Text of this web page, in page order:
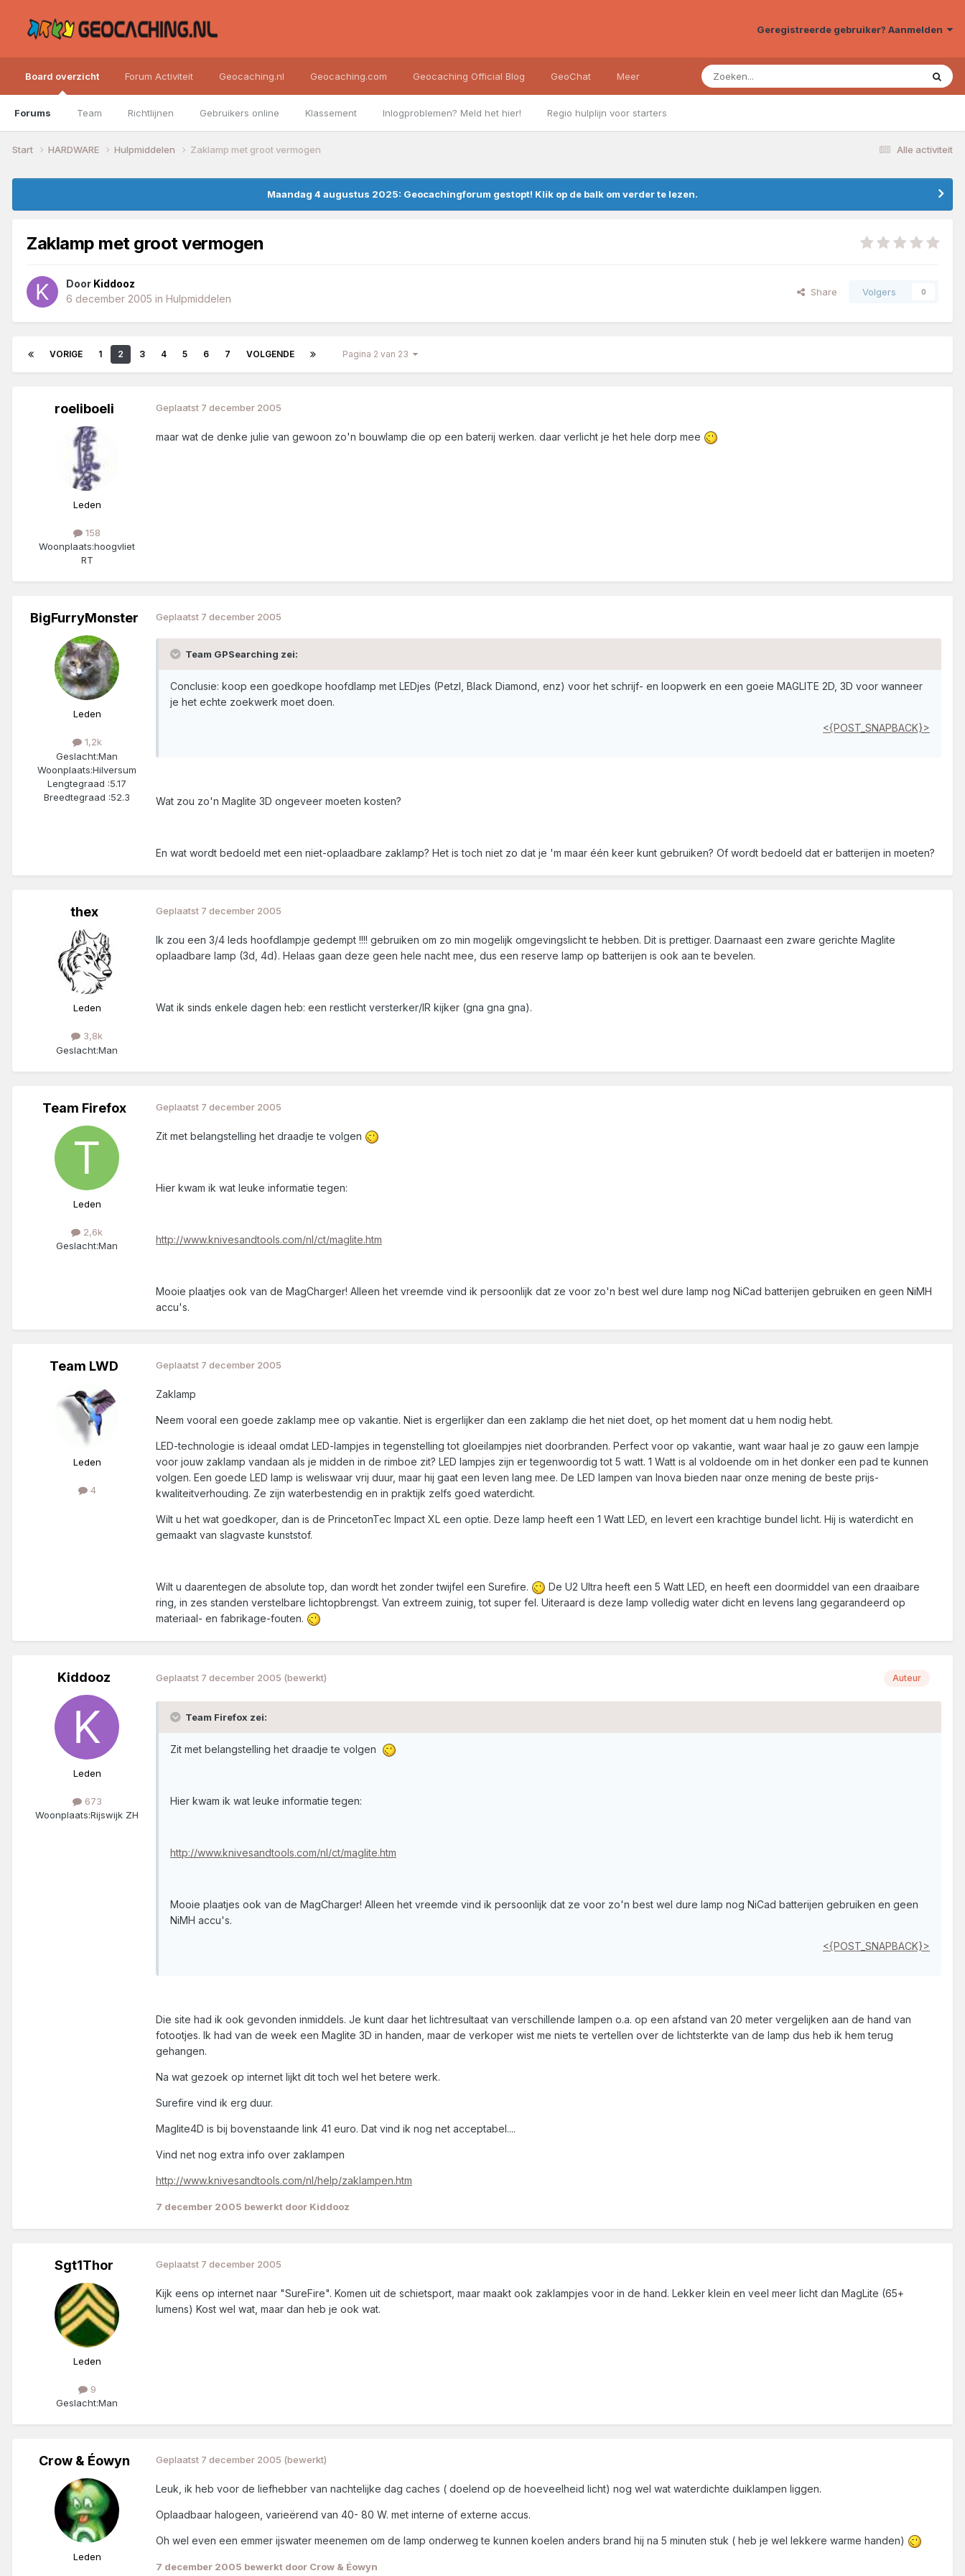
Geregistreerde gebruiker? Aanmelden
Board overzicht
Forums Team Richtlijnen Gebruikers online Klassement Inlogproblemen? Meld het hier! Regio hulplijn voor starters
Forum Activiteit Geocaching.nl Geocaching.com Geocaching Official Blog GeoChat Meer
Alle activiteit
Start HARDWARE Hulpmiddelen Zaklamp met groot vermogen
Maandag 4 augustus 2025: Geocachingforum gestopt! Klik op de balk om verder te lezen.
Zaklamp met groot vermogen
Door Kiddooz
6 december 2005 in Hulpmiddelen
Share Volgers 0
VORIGE 1 2 3 4 5 6 7 VOLGENDE Pagina 2 van 23
roeliboeli
Leden
158
Woonplaats:hoogvliet
RT
Geplaatst 7 december 2005
maar wat de denke julie van gewoon zo'n bouwlamp die op een baterij werken. daar verlicht je het hele dorp mee
BigFurryMonster
Leden
1,2k
Geslacht:Man
Woonplaats:Hilversum
Lengtegraad :5.17
Breedtegraad :52.3
Geplaatst 7 december 2005
Team GPSearching zei:
Conclusie: koop een goedkope hoofdlamp met LEDjes (Petzl, Black Diamond, enz) voor het schrijf- en loopwerk en een goeie MAGLITE 2D, 3D voor wanneer
je het echte zoekwerk moet doen.
<{POST_SNAPBACK}>
Wat zou zo'n Maglite 3D ongeveer moeten kosten?
En wat wordt bedoeld met een niet-oplaadbare zaklamp? Het is toch niet zo dat je 'm maar één keer kunt gebruiken? Of wordt bedoeld dat er batterijen in moeten?
thex
Leden
3,8k
Geslacht:Man
Geplaatst 7 december 2005
Ik zou een 3/4 leds hoofdlampje gedempt !!!! gebruiken om zo min mogelijk omgevingslicht te hebben. Dit is prettiger. Daarnaast een zware gerichte Maglite
oplaadbare lamp (3d, 4d). Helaas gaan deze geen hele nacht mee, dus een reserve lamp op batterijen is ook aan te bevelen.
Wat ik sinds enkele dagen heb: een restlicht versterker/IR kijker (gna gna gna).
Team Firefox
Leden
2,6k
Geslacht:Man
Geplaatst 7 december 2005
Zit met belangstelling het draadje te volgen
Hier kwam ik wat leuke informatie tegen:
http://www.knivesandtools.com/nl/ct/maglite.htm
Mooie plaatjes ook van de MagCharger! Alleen het vreemde vind ik persoonlijk dat ze voor zo'n best wel dure lamp nog NiCad batterijen gebruiken en geen NiMH
accu's.
Team LWD
Leden
4
Geplaatst 7 december 2005
Zaklamp
Neem vooral een goede zaklamp mee op vakantie. Niet is ergerlijker dan een zaklamp die het niet doet, op het moment dat u hem nodig hebt.
LED-technologie is ideaal omdat LED-lampjes in tegenstelling tot gloeilampjes niet doorbranden. Perfect voor op vakantie, want waar haal je zo gauw een lampje
voor jouw zaklamp vandaan als je midden in de rimboe zit? LED lampjes zijn er tegenwoordig tot 5 watt. 1 Watt is al voldoende om in het donker een pad te kunnen
volgen. Een goede LED lamp is weliswaar vrij duur, maar hij gaat een leven lang mee. De LED lampen van Inova bieden naar onze mening de beste prijs-
kwaliteitverhouding. Ze zijn waterbestendig en in praktijk zelfs goed waterdicht.
Wilt u het wat goedkoper, dan is de PrincetonTec Impact XL een optie. Deze lamp heeft een 1 Watt LED, en levert een krachtige bundel licht. Hij is waterdicht en
gemaakt van slagvaste kunststof.
Wilt u daarentegen de absolute top, dan wordt het zonder twijfel een Surefire.
De U2 Ultra heeft een 5 Watt LED, en heeft een doormiddel van een draaibare
ring, in zes standen verstelbare lichtopbrengst. Van extreem zuinig, tot super fel. Uiteraard is deze lamp volledig water dicht en levens lang gegarandeerd op
materiaal- en fabrikage-fouten.
Kiddooz
Leden
673
Woonplaats:Rijswijk ZH
Auteur
Geplaatst 7 december 2005 (bewerkt)
Team Firefox zei:
Zit met belangstelling het draadje te volgen
Hier kwam ik wat leuke informatie tegen:
http://www.knivesandtools.com/nl/ct/maglite.htm
Mooie plaatjes ook van de MagCharger! Alleen het vreemde vind ik persoonlijk dat ze voor zo'n best wel dure lamp nog NiCad batterijen gebruiken en geen
NiMH accu's.
<{POST_SNAPBACK}>
Die site had ik ook gevonden inmiddels. Je kunt daar het lichtresultaat van verschillende lampen o.a. op een afstand van 20 meter vergelijken aan de hand van
fotootjes. Ik had van de week een Maglite 3D in handen, maar de verkoper wist me niets te vertellen over de lichtsterkte van de lamp dus heb ik hem terug
gehangen.
Na wat gezoek op internet lijkt dit toch wel het betere werk.
Surefire vind ik erg duur.
Maglite4D is bij bovenstaande link 41 euro. Dat vind ik nog net acceptabel....
Vind net nog extra info over zaklampen
http://www.knivesandtools.com/nl/help/zaklampen.htm
7 december 2005 bewerkt door Kiddooz
Sgt1Thor
Leden
9
Geslacht:Man
Geplaatst 7 december 2005
Kijk eens op internet naar "SureFire". Komen uit de schietsport, maar maakt ook zaklampjes voor in de hand. Lekker klein en veel meer licht dan MagLite (65+
lumens) Kost wel wat, maar dan heb je ook wat.
Crow & Éowyn
Leden
Geplaatst 7 december 2005 (bewerkt)
Leuk, ik heb voor de liefhebber van nachtelijke dag caches ( doelend op de hoeveelheid licht) nog wel wat waterdichte duiklampen liggen.
Oplaadbaar halogeen, varieërend van 40- 80 W. met interne of externe accus.
Oh wel even een emmer ijswater meenemen om de lamp onderweg te kunnen koelen anders brand hij na 5 minuten stuk ( heb je wel lekkere warme handen)
7 december 2005 bewerkt door Crow & Éowyn